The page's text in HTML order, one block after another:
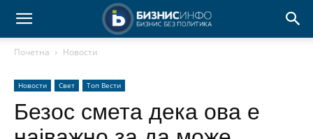
Почетна Новости
Новости Свет Топ Вести
Безос смета дека ова е